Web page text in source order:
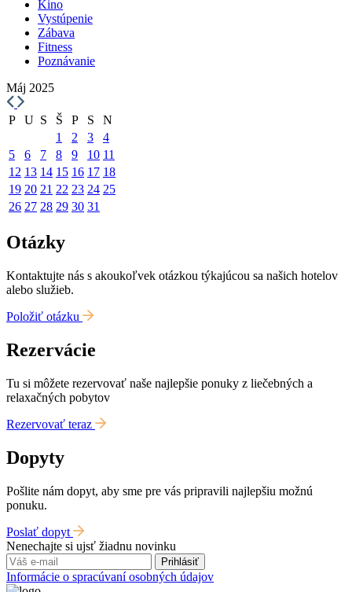
Kino
Vystúpenie
Zábava
Fitness
Poznávanie
Máj 2025
P U S Š P S
N
1
2 3
4
5
6 7 8 9 10 11
12 13 14 15 16 17 18
19 20 21 22 23 24 25
26 27 28 29 30 31
Otázky
Kontaktujte nás s akoukoľvek otázkou týkajúcou sa našich hotelov
alebo služieb.
Položiť otázku
Rezervácie
Tu si môžete rezervovať naše najlepšie ponuky z liečebných a
relaxačných pobytov
Rezervovať teraz
Dopyty
Pošlite nám dopyt, aby sme pre vás pripravili najlepšiu možnú
ponuku.
Poslať dopyt
Nenechajte si ujsť žiadnu novinku
Prihlásiť
Informácie o spracúvaní osobných údajov